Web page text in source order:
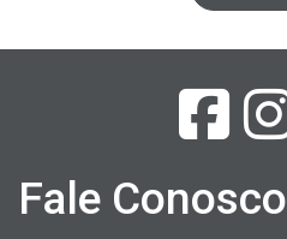
Fale Conosco